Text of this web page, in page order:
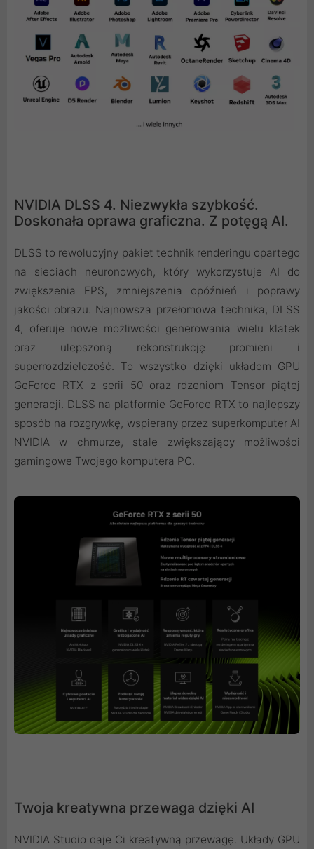
NVIDIA DLSS 4. Niezwykła szybkość.
Doskonała oprawa graficzna. Z potęgą AI.
DLSS to rewolucyjny pakiet technik renderingu opartego
na sieciach neuronowych, który wykorzystuje AI do
zwiększenia FPS, zmniejszenia opóźnień i poprawy
jakości obrazu. ‌Najnowsza przełomowa technika, DLSS
4, oferuje nowe możliwości generowania wielu klatek
oraz ulepszoną rekonstrukcję promieni i
superrozdzielczość. To wszystko dzięki układom GPU
GeForce RTX z serii 50 oraz rdzeniom Tensor piątej
generacji. DLSS na platformie GeForce RTX to najlepszy
sposób na rozgrywkę, wspierany przez superkomputer AI
NVIDIA w chmurze, stale zwiększający możliwości
gamingowe Twojego komputera PC.
Twoja kreatywna przewaga dzięki AI
NVIDIA Studio daje Ci kreatywną przewagę. Układy GPU